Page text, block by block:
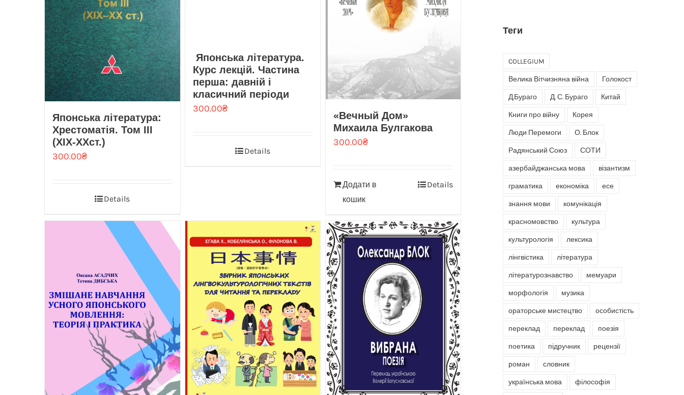
Японська література:
Хрестоматія. Том III
(ХІХ-ХХст.)
300.00₴
Details
Японська література.
Курс лекцій. Частина
перша: давній і
класичний періоди
300.00₴
Details
«Вечный Дом»
Михаила Булгакова
300.00₴
Додати в
кошик
Details
Теги
COLLEGIUM
Велика Вітчизняна війна Голокост
Д.Бураго Д. С. Бураго Китай
Книги про війну Корея
Люди Перемоги О. Блок
Радянський Союз СОТИ
азербайджанська мова візантизм
граматика економіка есе
знання мови комунікація
красномовство культура
культурологія лексика
лінгвістика література
літературознавство мемуари
морфологія музика
ораторське мистецтво особистість
переклад переклад поезія
поетика підручник рецензії
роман словник
українська мова філософія